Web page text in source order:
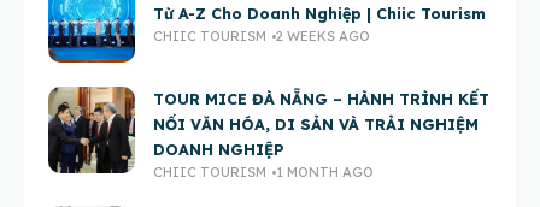
Từ A-Z Cho Doanh Nghiệp | Chiic Tourism
CHIIC TOURISM 2 WEEKS AGO
TOUR MICE ĐÀ NẴNG – HÀNH TRÌNH KẾT
NỐI VĂN HÓA, DI SẢN VÀ TRẢI NGHIỆM
DOANH NGHIỆP
CHIIC TOURISM 1 MONTH AGO